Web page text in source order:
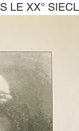
LE XX°